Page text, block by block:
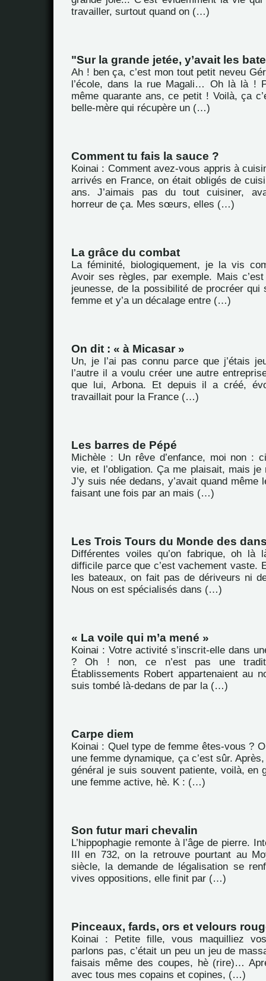
travailler, surtout quand on (…)
"Sur la grande jetée, y’avait les
Ah ! ben ça, c’est mon tout petit neveu
l’école, dans la rue Magali… Oh là là !
même quarante ans, ce petit ! Voilà, ça
belle-mère qui récupère un (…)
Comment tu fais la sauce ?
Koinai : Comment avez-vous appris à
arrivés en France, on était obligés de
ans. J’aimais pas du tout cuisiner,
horreur de ça. Mes sœurs, elles (…)
La grâce du combat
La féminité, biologiquement, je la vis
Avoir ses règles, par exemple. Mais
jeunesse, de la possibilité de procréer qui
femme et y’a un décalage entre (…)
On dit : « à Micasar »
Un, je l’ai pas connu parce que j’étais
l’autre il a voulu créer une autre
que lui, Arbona. Et depuis il a créé,
travaillait pour la France (…)
Les barres de Pépé
Michèle : Un rêve d’enfance, moi non :
vie, et l’obligation. Ça me plaisait, mais je
J’y suis née dedans, y’avait quand même
faisant une fois par an mais (…)
Les Trois Tours du Monde des
Différentes voiles qu’on fabrique, oh là
difficile parce que c’est vachement vaste.
les bateaux, on fait pas de dériveurs ni
Nous on est spécialisés dans (…)
« La voile qui m’a mené »
Koinai : Votre activité s’inscrit-elle dans
? Oh ! non, ce n’est pas une
Établissements Robert appartenaient au
suis tombé là-dedans de par la (…)
Carpe diem
Koinai : Quel type de femme êtes-vous ?
une femme dynamique, ça c’est sûr.
général je suis souvent patiente, voilà, en
une femme active, hè. K : (…)
Son futur mari chevalin
L’hippophagie remonte à l’âge de pierre.
III en 732, on la retrouve pourtant au
siècle, la demande de légalisation se
vives oppositions, elle finit par (…)
Pinceaux, fards, ors et velours
Koinai : Petite fille, vous maquilliez
parlons pas, c’était un peu un jeu de
faisais même des coupes, hè (rire)…
avec tous mes copains et copines, (…)